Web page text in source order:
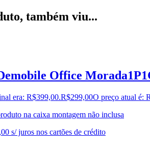
também viu...
Office
era: R$399,00.R$299,00O preço atual é:
na caixa montagem não inclusa
s/ juros nos cartões de crédito